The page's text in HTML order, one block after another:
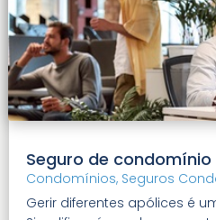
Seguro de condomínio
Condomínios, Seguros
Gerir diferentes apólices é